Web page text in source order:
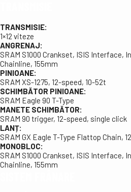
TRANSMISIE:
1×12 viteze
ANGRENAJ:
SRAM S1000 Crankset, ISIS Interface,
Chainline, 155mm
PINIOANE:
SRAM XS-1275, 12-speed, 10-52t
SCHIMBĂTOR PINIOANE:
SRAM Eagle 90 T-Type
MANETE SCHIMBĂTOR:
SRAM 90 trigger, 12-speed, single click
LANȚ:
SRAM GX Eagle T-Type Flattop Chain,
MONOBLOC:
SRAM S1000 Crankset, ISIS Interface,
Chainline, 155mm